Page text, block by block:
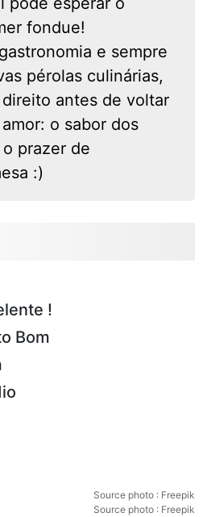
fondue!
e sempre
pérolas culinárias,
antes de voltar
o sabor dos
prazer de
:)
!
Bom
Source photo : Freepik
Source photo : Freepik